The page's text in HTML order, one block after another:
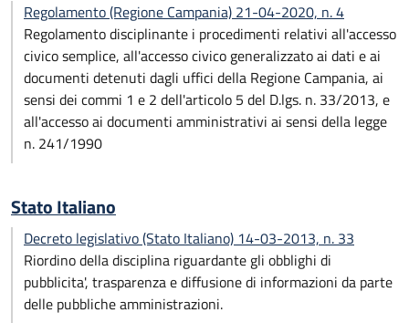
Regolamento (Regione Campania) 21-04-2020, n. 4
Regolamento disciplinante i procedimenti relativi all'accesso
civico semplice, all'accesso civico generalizzato ai dati e ai
documenti detenuti dagli uffici della Regione Campania, ai
sensi dei commi 1 e 2 dell'articolo 5 del D.lgs. n. 33/2013, e
all'accesso ai documenti amministrativi ai sensi della legge
n. 241/1990
Stato Italiano
Decreto legislativo (Stato Italiano) 14-03-2013, n. 33
Riordino della disciplina riguardante gli obblighi di
pubblicita', trasparenza e diffusione di informazioni da parte
delle pubbliche amministrazioni.